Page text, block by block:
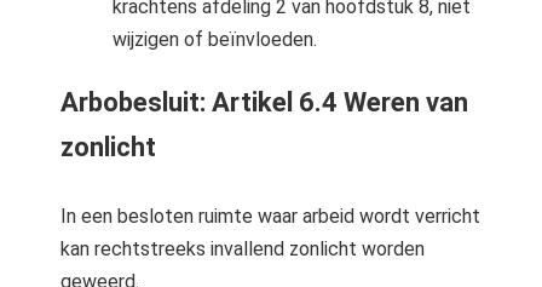
krachtens afdeling 2 van hoofdstuk 8, niet
wijzigen of beïnvloeden.
Arbobesluit: Artikel 6.4 Weren van
zonlicht
In een besloten ruimte waar arbeid wordt verricht
kan rechtstreeks invallend zonlicht worden
geweerd.